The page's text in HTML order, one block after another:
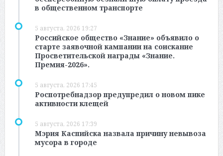
в общественном транспорте
5 августа, 2026 19:27
Российское общество «Знание» объявило о
старте заявочной кампании на соискание
Просветительской награды «Знание.
Премия-2026».
5 августа, 2026 17:45
Роспотребнадзор предупредил о новом пике
активности клещей
5 августа, 2026 17:39
Мэрия Каспийска назвала причину невывоза
мусора в городе